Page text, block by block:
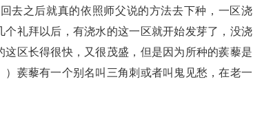
去之后就真的依照师父说的方法去下种，一区浇
礼拜以后，有浇水的这一区就开始发芽了，没浇
区长得很快，又很茂盛，但是因为所种的蒺藜是
蒺藜有一个别名叫三角刺或者叫鬼见愁，在老一